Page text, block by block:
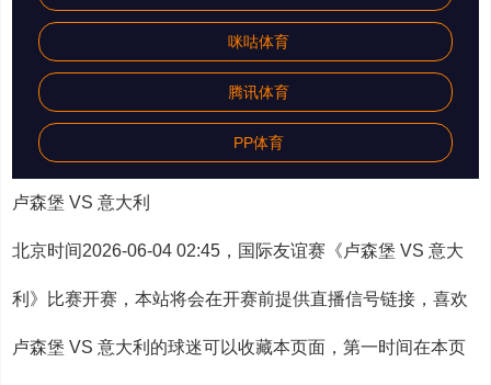
咪咕体育
腾讯体育
PP体育
卢森堡 VS 意大利
北京时间2026-06-04 02:45，国际友谊赛《卢森堡 VS 意大
利》比赛开赛，本站将会在开赛前提供直播信号链接，喜欢
卢森堡 VS 意大利的球迷可以收藏本页面，第一时间在本页